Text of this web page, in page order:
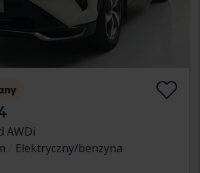
AWDi
Elektryczny/benzyna